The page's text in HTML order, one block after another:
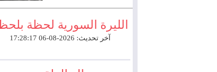
الليرة السورية لحظة
آخر تحديث: 2026-08-06 17:28:17